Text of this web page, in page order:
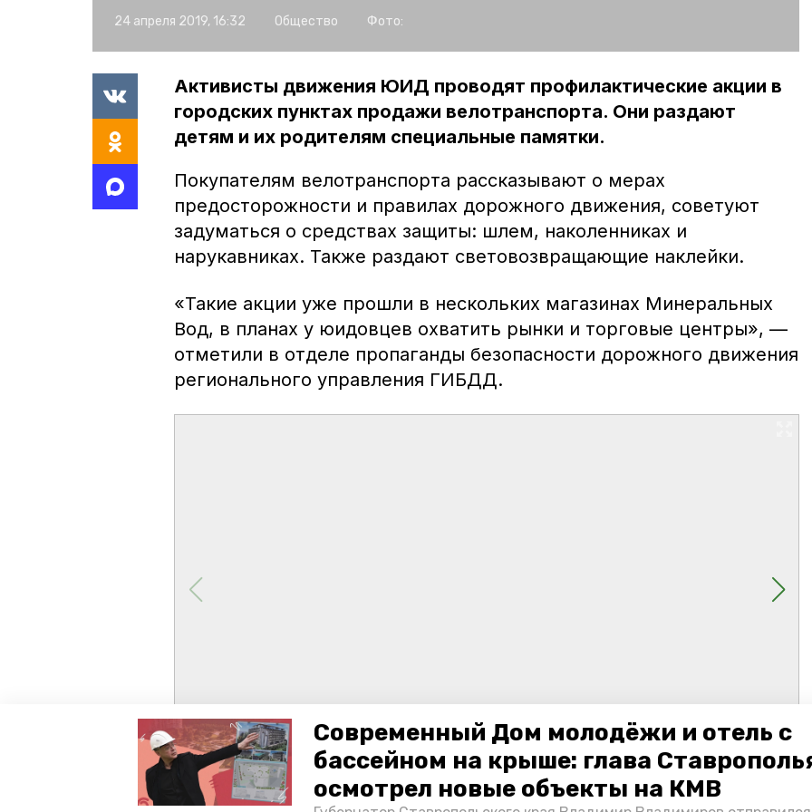
Современный Дом молодёжи и отель с
бассейном на крыше: глава
осмотрел новые объекты на КМВ
24 апреля 2019, 16:32 Общество Фото:
Активисты движения ЮИД проводят профилактические акции в
городских пунктах продажи велотранспорта. Они раздают
детям и их родителям специальные памятки.
Покупателям велотранспорта рассказывают о мерах
предосторожности и правилах дорожного движения, советуют
задуматься о средствах защиты: шлем, наколенниках и
нарукавниках. Также раздают световозвращающие наклейки.
«Такие акции уже прошли в нескольких магазинах Минеральных
Вод, в планах у юидовцев охватить рынки и торговые центры», —
отметили в отделе пропаганды безопасности дорожного движения
регионального управления ГИБДД.